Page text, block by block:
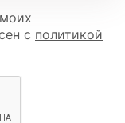
с политикой